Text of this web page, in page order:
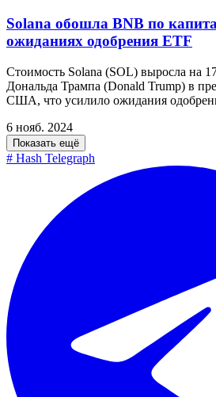
Solana обошла BNB по
ожиданиях одобрения ETF
Стоимость Solana (SOL) выросла на
Дональда Трампа (Donald Trump) в
США, что усилило ожидания
6 нояб. 2024
Показать ещё
# Hash Telegraph